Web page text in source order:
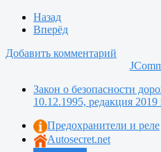
Назад
Вперёд
Добавить комментарий
Закон о безопасности
10.12.1995, редакция 2019
Предохранители и реле
Autosecret.net